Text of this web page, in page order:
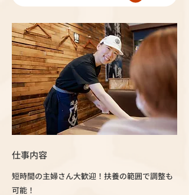
仕事内容
短時間の主婦さん大歓迎！扶養の範囲で調整も
可能！